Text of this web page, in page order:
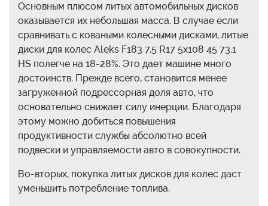
Основным плюсом литых автомобильных дисков
оказывается их небольшая масса. В случае если
сравнивать с коваными колесными дисками, литые
диски для колес Aleks F183 7.5 R17 5x108 45 73.1
HS полегче на 18-28%. Это дает машине много
достоинств. Прежде всего, становится менее
загруженной подрессорная доля авто, что
основательно снижает силу инерции. Благодаря
этому можно добиться повышения
продуктивности службы абсолютно всей
подвески и управляемости авто в совокупности.
Во-вторых, покупка литых дисков для колес даст
уменьшить потребление топлива.